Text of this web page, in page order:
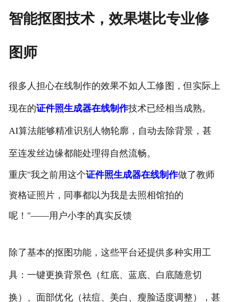
智能抠图技术，效果堪比专业修
图师
很多人担心在线制作的效果不如人工修图，但实际上
现在的证件照生成器在线制作技术已经相当成熟。
AI算法能够精准识别人物轮廓，自动去除背景，甚
至连发丝边缘都能处理得自然流畅。
重庆"我之前用这个证件照生成器在线制作做了教师
资格证照片，同事都以为我是去照相馆拍的
呢！"——用户小李的真实反馈
除了基本的抠图功能，这些平台还提供多种实用工
具：一键更换背景色（红底、蓝底、白底随意切
换）、面部优化（祛痘、美白、瘦脸适度调整），甚